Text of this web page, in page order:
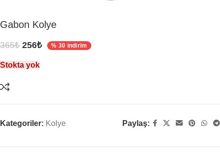
Gabon Kolye
365₺ 256₺ % 30 indirim
Stokta yok
Kategoriler: Kolye Paylaş: